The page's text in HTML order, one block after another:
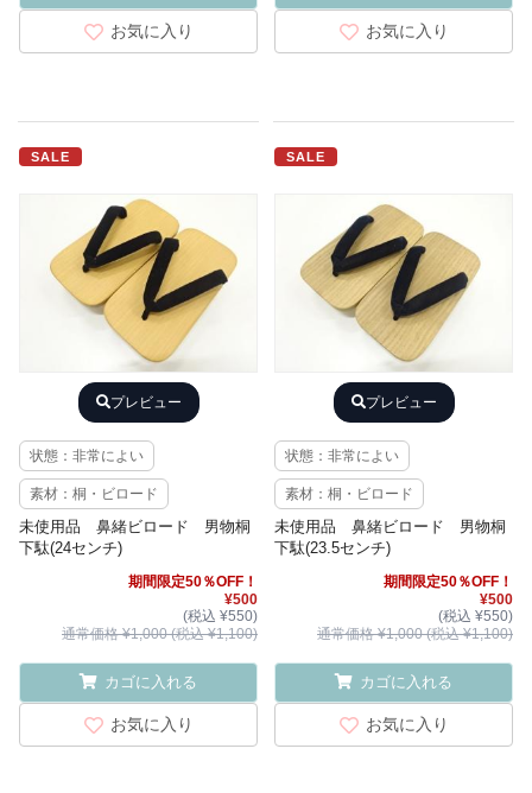
お気に入り お気に入り
SALE
プレビュー
状態：非常によい
素材：桐・ビロード
未使用品 鼻緒ビロード 男物桐
下駄(24センチ)
期間限定50％OFF！
¥500
(税込 ¥550)
通常価格 ¥1,000 (税込 ¥1,100)
カゴに入れる
お気に入り
SALE
プレビュー
状態：非常によい
素材：桐・ビロード
未使用品 鼻緒ビロード 男物桐
下駄(23.5センチ)
期間限定50％OFF！
¥500
(税込 ¥550)
通常価格 ¥1,000 (税込 ¥1,100)
カゴに入れる
お気に入り